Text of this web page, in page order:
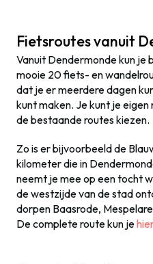
Fietsroutes vanuit
Vanuit Dendermonde kun je
mooie 20 fiets- en
dat je er meerdere dagen
kunt maken. Je kunt je
de bestaande routes kiezen.
Zo is er bijvoorbeeld de
kilometer die in
neemt je mee op een tocht
de westzijde van de stad
dorpen Baasrode,
De complete route kun je